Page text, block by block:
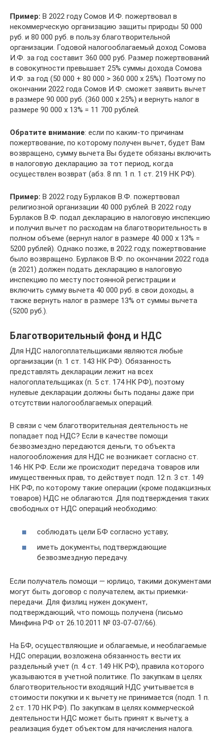
Пример: В 2022 году Сомов И.Ф. пожертвовал в
некоммерческую организацию защиты природы 50 000
руб. и 80 000 руб. в пользу благотворительной
организации. Годовой налогооблагаемый доход Сомова
И.Ф. за год составит 360 000 руб. Размер пожертвований
в совокупности превышает 25% суммы дохода Сомова
И.Ф. за год (50 000 + 80 000 > 360 000 х 25%). Поэтому по
окончании 2022 года Сомов И.Ф. сможет заявить вычет
в размере 90 000 руб. (360 000 х 25%) и вернуть налог в
размере 90 000 х 13% = 11 700 рублей.
Обратите внимание: если по каким-то причинам
пожертвование, по которому получен вычет, будет Вам
возвращено, сумму вычета Вы будете обязаны включить
в налоговую декларацию за тот период, когда
осуществлен возврат (абз. 8 пп. 1 п. 1 ст. 219 НК РФ).
Пример: В 2022 году Бурлаков В.Ф. пожертвовал
религиозной организации 40 000 рублей. В 2022 году
Бурлаков В.Ф. подал декларацию в налоговую инспекцию
и получил вычет по расходам на благотворительность в
полном объеме (вернул налог в размере 40 000 х 13% =
5200 рублей). Однако позже, в 2022 году, пожертвование
было возвращено. Бурлаков В.Ф. по окончании 2022 года
(в 2021) должен подать декларацию в налоговую
инспекцию по месту постоянной регистрации и
включить сумму вычета 40 000 руб. в свои доходы, а
также вернуть налог в размере 13% от суммы вычета
(5200 руб.).
Благотворительный фонд и НДС
Для НДС налогоплательщиками являются любые
организации (п. 1 ст. 143 НК РФ). Обязанность
представлять декларации лежит на всех
налогоплательщиках (п. 5 ст. 174 НК РФ), поэтому
нулевые декларации должны быть поданы даже при
отсутствии налогооблагаемых операций.
В связи с чем благотворительная деятельность не
попадает под НДС? Если в качестве помощи
безвозмездно передаются деньги, то объекта
налогообложения для НДС не возникает согласно ст.
146 НК РФ. Если же происходит передача товаров или
имущественных прав, то действует подп. 12 п. 3 ст. 149
НК РФ, по которому такие операции (кроме подакцизных
товаров) НДС не облагаются. Для подтверждения таких
свободных от НДС операций необходимо:
соблюдать цели БФ согласно уставу;
иметь документы, подтверждающие
безвозмездную передачу.
Если получатель помощи — юрлицо, такими документами
могут быть договор с получателем, акты приемки-
передачи. Для физлиц нужен документ,
подтверждающий, что помощь получена (письмо
Минфина РФ от 26.10.2011 № 03-07-07/66).
На БФ, осуществляющие и облагаемые, и необлагаемые
НДС операции, возложена обязанность вести их
раздельный учет (п. 4 ст. 149 НК РФ), правила которого
указываются в учетной политике. По закупкам в целях
благотворительности входящий НДС учитывается в
стоимости покупки и к вычету не принимается (подп. 1 п.
2 ст. 170 НК РФ). По закупкам в целях коммерческой
деятельности НДС может быть принят к вычету, а
реализация будет объектом для начисления налога.